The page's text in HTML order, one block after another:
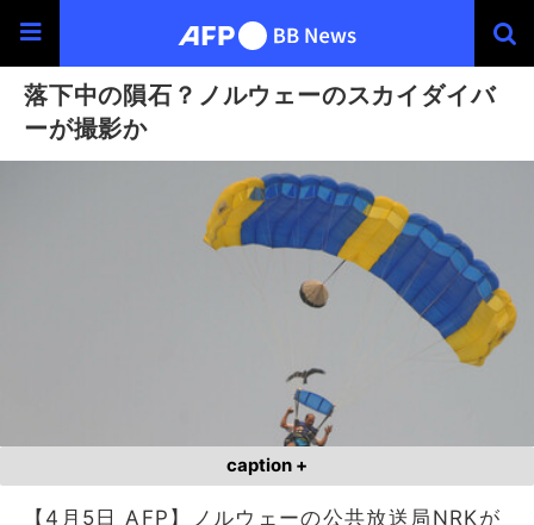
落下中の隕石？ノルウェーのスカイダイバ
ーが撮影か
caption +
【4月5日 AFP】ノルウェーの公共放送局NRKが